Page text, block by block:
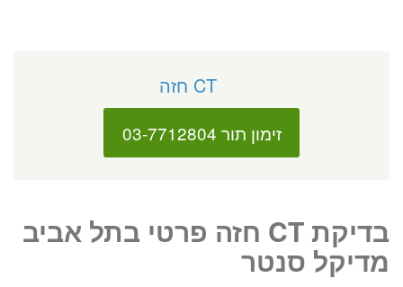
CT חזה
זימון תור 03-7712804
בדיקת CT חזה פרטי בתל אביב
מדיקל סנטר